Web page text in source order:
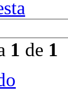
1 de 1